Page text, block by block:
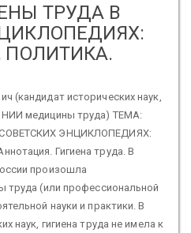
ТРУДА В
ПОЛИТИКА.
(кандидат исторических наук,
НИИ медицины труда) ТЕМА:
ЭНЦИКЛОПЕДИЯХ:
Гигиена труда. В
произошла
труда (или профессиональной
науки и практики. В
наук, гигиена труда не имела к